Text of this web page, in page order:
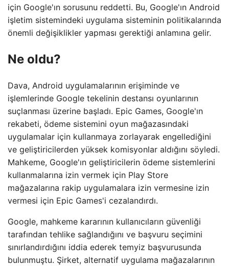
için Google'ın sorusunu reddetti. Bu, Google'ın Android
işletim sistemindeki uygulama sisteminin politikalarında
önemli değişiklikler yapması gerektiği anlamına gelir.
Ne oldu?
Dava, Android uygulamalarının erişiminde ve
işlemlerinde Google tekelinin destansı oyunlarının
suçlanması üzerine başladı. Epic Games, Google'ın
rekabeti, ödeme sistemini oyun mağazasındaki
uygulamalar için kullanmaya zorlayarak engellediğini
ve geliştiricilerden yüksek komisyonlar aldığını söyledi.
Mahkeme, Google'ın geliştiricilerin ödeme sistemlerini
kullanmalarına izin vermek için Play Store
mağazalarına rakip uygulamalara izin vermesine izin
vermesi için Epic Games'i cezalandırdı.
Google, mahkeme kararının kullanıcıların güvenliği
tarafından tehlike sağlandığını ve başvuru seçimini
sınırlandırdığını iddia ederek temyiz başvurusunda
bulunmuştu. Şirket, alternatif uygulama mağazalarının